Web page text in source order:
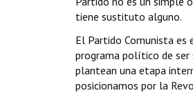
tiene sustituto alguno.
El Partido Comunista es
programa político de
plantean una etapa
posicionamos por la